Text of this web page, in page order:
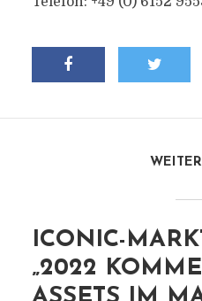
ICONIC-
„2022